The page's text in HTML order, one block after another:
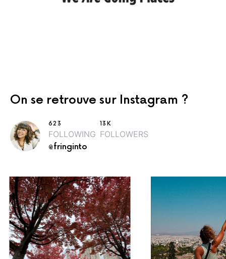
On se retrouve sur Instagram ?
623
FOLLOWING
13K
FOLLOWERS
@fringinto